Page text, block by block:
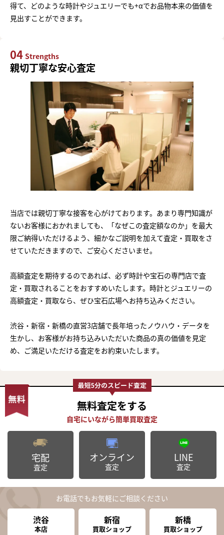
得て、どのような時計やジュエリーでも+αでお品物本来の価値を
見出すことができます。
04 Strengths
親切丁寧な安心査定
当店では親切丁寧な接客を心がけております。あまり専門知識が
ないお客様におかれましても、「なぜこの査定額なのか」を最大
限ご納得いただけるよう、細かなご説明を加えて査定・買取をさ
せていただきますので、ご安心くださいませ。
高額査定を期待するのであれば、必ず時計や宝石の専門店で査
定・買取されることをおすすめいたします。時計とジュエリーの
高額査定・買取なら、ぜひ宝石広場へお持ち込みください。
渋谷・新宿・新橋の直営3店舗で長年培ったノウハウ・データを
生かし、お客様がお持ち込みいただいた商品の真の価値を見定
め、ご満足いただける査定をお約束いたします。
無料査定をする
宅配
査定
オンライン
査定
LINE
査定
お電話でもお気軽にご相談ください
渋谷
本店
新宿
買取ショップ
新橋
買取ショップ